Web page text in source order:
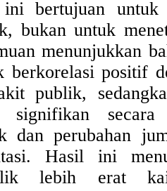
bertujuan untuk
bukan untuk
menunjukkan
berkorelasi positif
publik,
signifikan
dan perubahan
Hasil ini
lebih erat